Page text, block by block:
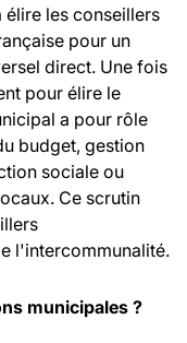
élire les conseillers
pour un
direct. Une fois
pour élire le
a pour rôle
budget, gestion
sociale ou
Ce scrutin
l'intercommunalité.
municipales ?